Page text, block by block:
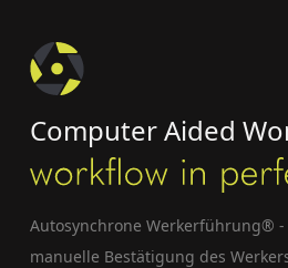
Computer Aided
Autosynchrone Werkerführung® -
manuelle Bestätigung des